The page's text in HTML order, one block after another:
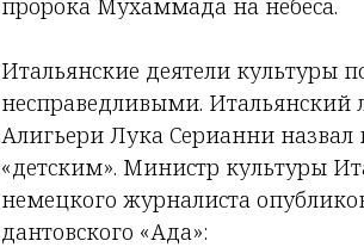
Итальянские деятели культуры
несправедливыми. Итальянский
Алигьери Лука Серианни
«детским». Министр культуры
немецкого журналиста
дантовского «Ада»: